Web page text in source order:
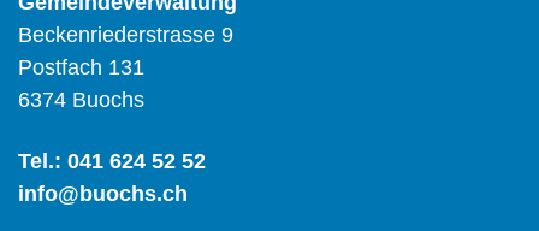
Beckenriederstrasse 9
Postfach 131
6374 Buochs
Tel.: 041 624 52 52
info@buochs.ch